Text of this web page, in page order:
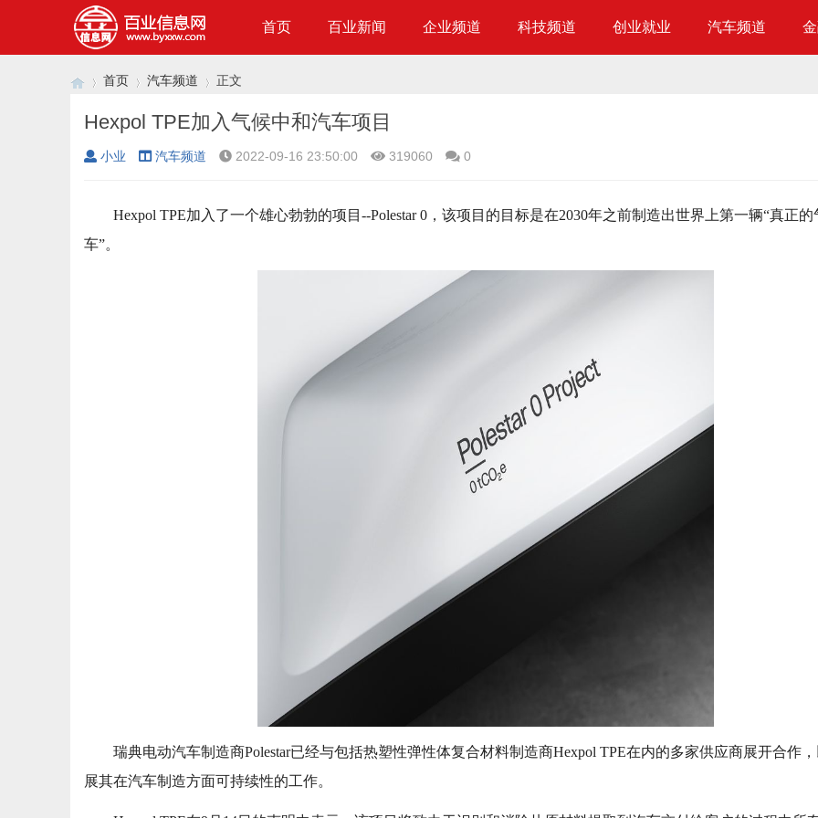
首页 百业新闻 企业频道 科技频道 创业就业 汽车频道
›
首页 汽车频道
›
正文
Hexpol TPE加入气候中和汽车项目
小业 汽车频道 2022-09-16 23:50:00 319060 0
Hexpol TPE加入了一个雄心勃勃的项目--Polestar 0，该项目的目标是在2030年之前制造出世界上第一辆“真正
车”。
瑞典电动汽车制造商Polestar已经与包括热塑性弹性体复合材料制造商Hexpol TPE在内的多家供应商展开合作
展其在汽车制造方面可持续性的工作。